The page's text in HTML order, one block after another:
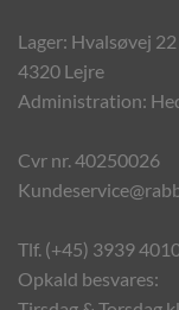
Lager: Hvalsøvej
4320 Lejre
Administration:
Cvr nr. 40250026
Tlf. (+45) 3939
Opkald besvares: